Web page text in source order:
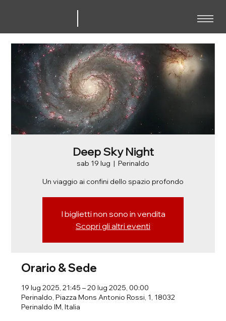
Deep Sky Night
sab 19 lug
  |
Perinaldo
Un viaggio ai confini dello spazio profondo
I biglietti non sono in vendita
Scopri gli altri eventi
Orario & Sede
19 lug 2025, 21:45 – 20 lug 2025, 00:00
Perinaldo, Piazza Mons Antonio Rossi, 1, 18032
Perinaldo IM, Italia